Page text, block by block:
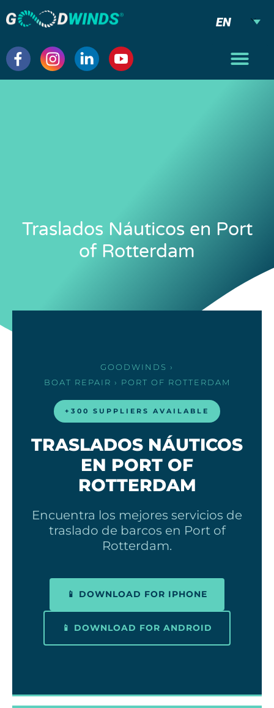
EN
Traslados Náuticos en Port
of Rotterdam
GOODWINDS ›
BOAT REPAIR › PORT OF ROTTERDAM
+300 SUPPLIERS AVAILABLE
TRASLADOS NÁUTICOS
EN PORT OF
ROTTERDAM
Encuentra los mejores servicios de
traslado de barcos en Port of
Rotterdam.
📱 DOWNLOAD FOR IPHONE
📱 DOWNLOAD FOR ANDROID